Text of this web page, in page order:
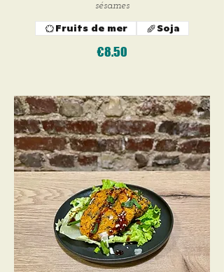
sésames
€8.50
Fruits de mer Soja